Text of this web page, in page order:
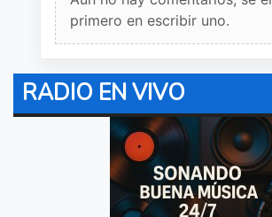
primero en escribir uno.
RADIO EN VIVO